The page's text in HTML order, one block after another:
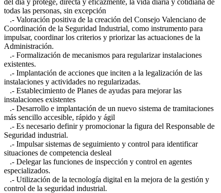
del día y protege, directa y eficazmente, la vida diaria y cotidiana de
todas las personas, sin excepción
.- Valoración positiva de la creación del Consejo Valenciano de
Coordinación de la Seguridad Industrial, como instrumento para
impulsar, coordinar los criterios y priorizar las actuaciones de la
Administración.
.- Formalización de mecanismos para regularizar instalaciones
existentes.
.- Implantación de acciones que inciten a la legalización de las
instalaciones y actividades no regularizadas.
.- Establecimiento de Planes de ayudas para mejorar las
instalaciones existentes
.- Desarrollo e implantación de un nuevo sistema de tramitaciones
más sencillo accesible, rápido y ágil
.- Es necesario definir y promocionar la figura del Responsable de
Seguridad industrial.
.- Impulsar sistemas de seguimiento y control para identificar
situaciones de competencia desleal
.- Delegar las funciones de inspección y control en agentes
especializados.
.- Utilización de la tecnología digital en la mejora de la gestión y
control de la seguridad industrial.